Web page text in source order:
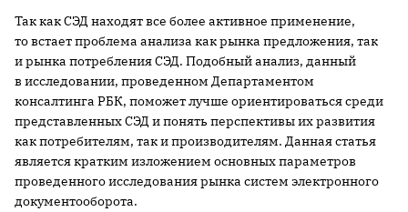
Так как СЭД находят все более активное применение,
то встает проблема анализа как рынка предложения, так
и рынка потребления СЭД. Подобный анализ, данный
в исследовании, проведенном Департаментом
консалтинга РБК, поможет лучше ориентироваться среди
представленных СЭД и понять перспективы их развития
как потребителям, так и производителям. Данная статья
является кратким изложением основных параметров
проведенного исследования рынка систем электронного
документооборота.